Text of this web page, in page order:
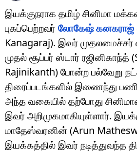
இயக்குநராக தமிழ் சினிமா
புகப்பெற்றவர் லோகேஷ் கனகராஜ்
Kanagaraj). இவர் முதலமைச்சர்
முதல் சூப்பர் ஸ்டார் ரஜினிகாந்த்
Rajinikanth) போன்ற பல்வேறு
திரைப்படங்களில் இணைந்து
அந்த வகையில் தற்போது
இவர் அறிமுகமாகியுள்ளார்.
மாதேஸ்வரனின் (Arun
இயக்கத்தில் இவர் நடித்துவந்த